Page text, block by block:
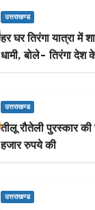
उत्तराखण्ड
हर घर तिरंगा यात्रा में
धामी, बोले- तिरंगा देश
प्रतीक
उत्तराखण्ड
तीलू रौतेली पुरस्कार
हजार रुपये की
उत्तराखण्ड